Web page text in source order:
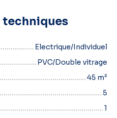
techniques
Electrique/Individuel
PVC/Double vitrage
45 m²
5
1